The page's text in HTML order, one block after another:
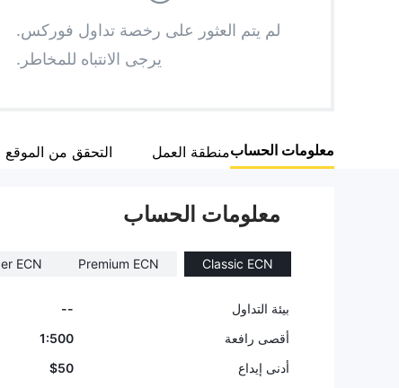
6
8
4
6
7
8
9
لم يتم العثور على رخصة تداول فوركس.
يرجى الانتباه للمخاطر.
معلومات الحسابمنطقة العمل التحقق من
معلومات الحساب
Classic ECN
Premium ECN
ECN
بيئة التداول --
أقصى رافعة
1:500
أدنى إيداع
$50